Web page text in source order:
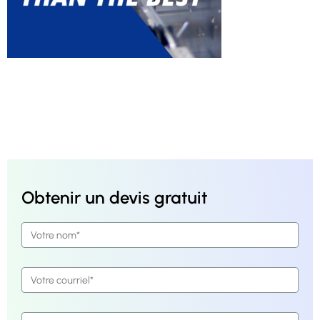
Obtenir un devis gratuit